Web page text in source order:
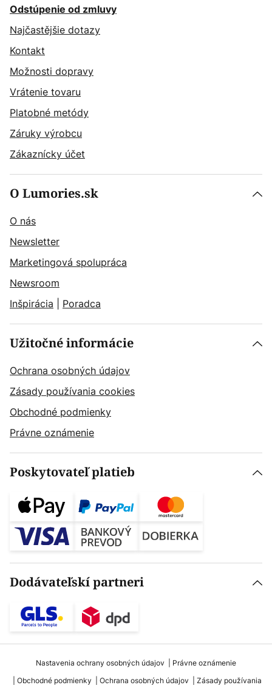
Odstúpenie od zmluvy
Najčastějšie dotazy
Kontakt
Možnosti dopravy
Vrátenie tovaru
Platobné metódy
Záruky výrobcu
Zákaznícky účet
O Lumories.sk
O nás
Newsletter
Marketingová spolupráca
Newsroom
Inšpirácia
Poradca
Užitočné informácie
Ochrana osobných údajov
Zásady používania cookies
Obchodné podmienky
Právne oznámenie
Poskytovateľ platieb
Dodávateľskí partneri
Nastavenia ochrany osobných údajov
Právne oznámenie
Obchodné podmienky
Ochrana osobných údajov Zásady používania